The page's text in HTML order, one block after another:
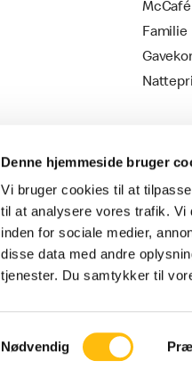
Denne hjemmeside bruger
Vi bruger cookies til at
til at analysere vores trafik. Vi
inden for sociale medier,
disse data med andre
tjenester. Du samtykker til
Samtykkevalg
Nødvendig
McCafé
Familie